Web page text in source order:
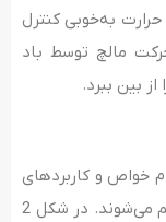
به‌خوبی کنترل
مالچ توسط باد
بین ببرد.
خواص و کاربردهای
منحصربه‌فردی دارند که به شش دسته تقسیم می‌شوند. در شکل 2